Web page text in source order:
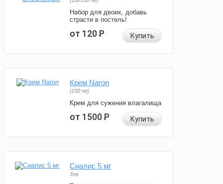
Набор для двоих, добавь
страсти в постель!
от 120Р Купить
Крем Naron
(100 мг)
Крем для сужения влагалища
от 1500Р Купить
Сиалис 5 мг
5мг